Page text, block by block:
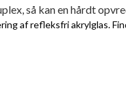
så kan en hårdt
af refleksfri akrylglas.